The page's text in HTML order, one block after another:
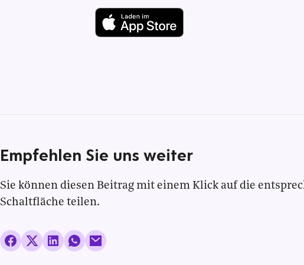
Empfehlen Sie uns weiter
Sie können diesen Beitrag mit einem Klick auf die
Schaltfläche teilen.